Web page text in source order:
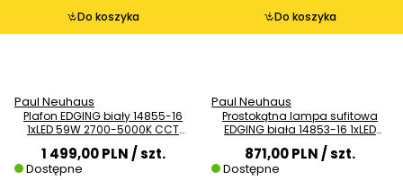
Do koszyka
Paul Neuhaus
Plafon EDGING biały 14855-16
1xLED 59W 2700-5000K CCT
ściemnialny z pilotem
1 499,00 PLN/ szt.
Dostępne
Do koszyka
Paul Neuhaus
Prostokątna lampa sufitowa
EDGING biała 14853-16 1xLED
35W 2700-5000K sterowana
pilotem
871,00 PLN/ szt.
Dostępne